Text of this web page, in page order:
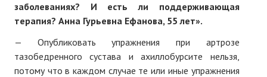
заболеваниях? И есть ли поддерживающая
терапия? Анна Гурьевна Ефанова, 55 лет».
— Опубликовать упражнения при артрозе
тазобедренного сустава и ахиллобурсите нельзя,
потому что в каждом случае те или иные упражнения